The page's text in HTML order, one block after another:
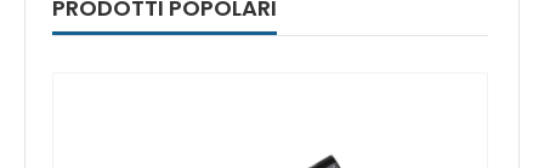
PRODOTTI POPOLARI